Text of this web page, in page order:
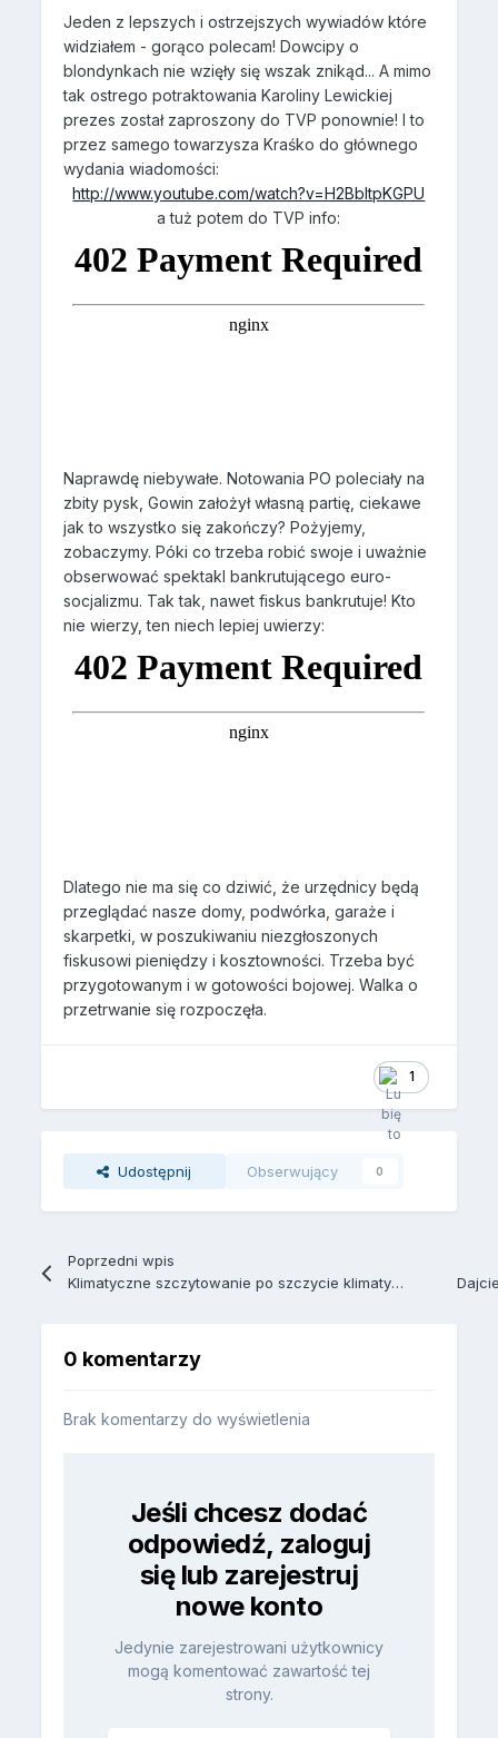
Jeden z lepszych i ostrzejszych wywiadów które
widziałem - gorąco polecam! Dowcipy o
blondynkach nie wzięły się wszak znikąd... A mimo
tak ostrego potraktowania Karoliny Lewickiej
prezes został zaproszony do TVP ponownie! I to
przez samego towarzysza Kraśko do głównego
wydania wiadomości:
http://www.youtube.com/watch?v=H2BbItpKGPU
a tuż potem do TVP info:
Naprawdę niebywałe. Notowania PO poleciały na
zbity pysk, Gowin założył własną partię, ciekawe
jak to wszystko się zakończy? Pożyjemy,
zobaczymy. Póki co trzeba robić swoje i uważnie
obserwować spektakl bankrutującego euro-
socjalizmu. Tak tak, nawet fiskus bankrutuje! Kto
nie wierzy, ten niech lepiej uwierzy:
Dlatego nie ma się co dziwić, że urzędnicy będą
przeglądać nasze domy, podwórka, garaże i
skarpetki, w poszukiwaniu niezgłoszonych
fiskusowi pieniędzy i kosztowności. Trzeba być
przygotowanym i w gotowości bojowej. Walka o
przetrwanie się rozpoczęła.
1
Udostępnij Obserwujący 0
Poprzedni wpis
Klimatyczne szczytowanie po szczycie klimatycznym
0 komentarzy
Brak komentarzy do wyświetlenia
Jeśli chcesz dodać
odpowiedź, zaloguj
się lub zarejestruj
nowe konto
Jedynie zarejestrowani użytkownicy
mogą komentować zawartość tej
strony.